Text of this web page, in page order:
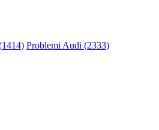
1414) Problemi Audi (2333)